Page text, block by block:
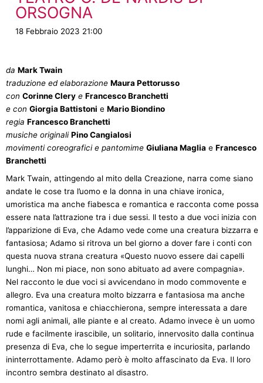
ORSOGNA
18 Febbraio 2023 21:00
da Mark Twain
traduzione ed elaborazione Maura Pettorusso
con Corinne Clery e Francesco Branchetti
e con Giorgia Battistoni e Mario Biondino
regia Francesco Branchetti
musiche originali Pino Cangialosi
movimenti coreografici e pantomime Giuliana Maglia e Francesco
Branchetti
Mark Twain, attingendo al mito della Creazione, narra come siano
andate le cose tra l’uomo e la donna in una chiave ironica,
umoristica ma anche fiabesca e romantica e racconta come possa
essere nata l’attrazione tra i due sessi. ll testo a due voci inizia con
l’apparizione di Eva, che Adamo vede come una creatura bizzarra e
fantasiosa; Adamo si ritrova un bel giorno a dover fare i conti con
questa nuova strana creatura «Questo nuovo essere dai capelli
lunghi… Non mi piace, non sono abituato ad avere compagnia».
Nel racconto le due voci si avvicendano in modo commovente e
allegro. Eva una creatura molto bizzarra e fantasiosa ma anche
romantica, vanitosa e chiacchierona, sempre interessata a dare
nomi agli animali, alle piante e al creato. Adamo invece è un uomo
rude e facilmente irascibile, un solitario, innervosito dalla continua
presenza di Eva, che lo segue imperterrita e incuriosita, parlando
ininterrottamente. Adamo però è molto affascinato da Eva. Il loro
incontro sembra destinato al disastro.